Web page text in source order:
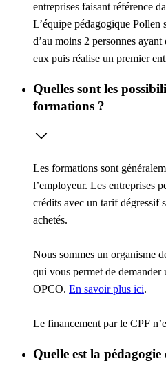
entreprises faisant référence
L’équipe pédagogique Pollen
d’au moins 2 personnes
eux puis réalise un premier
Quelles sont les
formations ?
Les formations sont
l’employeur. Les entreprises
crédits avec un tarif dégressif
achetés.
Nous sommes un organisme
qui vous permet de demander
OPCO. En savoir plus ici.
Le financement par le CPF
Quelle est la pédagogie